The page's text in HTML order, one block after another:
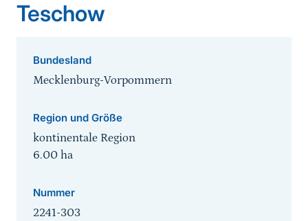
Teschow
Bundesland
Mecklenburg-Vorpommern
Region und Größe
kontinentale Region
6.00 ha
Nummer
2241-303